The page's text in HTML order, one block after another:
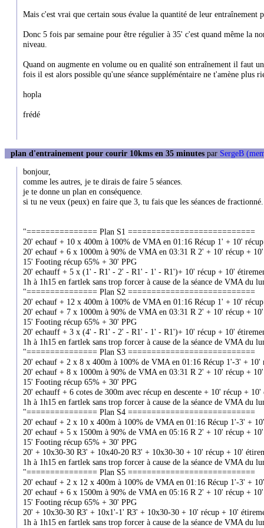
Mais c'est vrai que certain sous évalue la quantité de leur
Donc 5 fois par semaine pour être régulier à 35' c'est quand même la
niveau.
Quand on augmente en volume ou en qualité son entraînement il faut
fois il est alors possible qu'une séance suppléméntaire ne t'amène plus
hopla
frédé
plan d'entrainement pour courir 10kms en 35 minutes par SergeB
bonjour,
comme les autres, je te dirais de faire 5 séances.
je te donne un plan en conséquence.
si tu ne veux (peux) en faire que 3, tu fais que les séances de fractionné.
"=============== Plan S1 ===========================
20' echauf + 10 x 400m à 100% de VMA en 01:16 Récup 1' + 10'
20' echauf + 6 x 1000m à 90% de VMA en 03:31 R 2' + 10' récup +
15' Footing récup 65% + 30' PPG
20' echauff + 5 x (1' - R1' - 2' - R1' - 1' - R1')+ 10' récup + 10'
1h à 1h15 en fartlek sans trop forcer à cause de la séance de VMA du
"=============== Plan S2 ===========================
20' echauf + 12 x 400m à 100% de VMA en 01:16 Récup 1' + 10'
20' echauf + 7 x 1000m à 90% de VMA en 03:31 R 2' + 10' récup +
15' Footing récup 65% + 30' PPG
20' echauff + 3 x (4' - R1' - 2' - R1' - 1' - R1')+ 10' récup + 10'
1h à 1h15 en fartlek sans trop forcer à cause de la séance de VMA du
"=============== Plan S3 ===========================
20' echauf + 2 x 8 x 400m à 100% de VMA en 01:16 Récup 1'-3' + 10'
20' echauf + 8 x 1000m à 90% de VMA en 03:31 R 2' + 10' récup +
15' Footing récup 65% + 30' PPG
20' echauff + 6 cotes de 300m avec récup en descente + 10' récup + 10'
1h à 1h15 en fartlek sans trop forcer à cause de la séance de VMA du
"=============== Plan S4 ===========================
20' echauf + 2 x 10 x 400m à 100% de VMA en 01:16 Récup 1'-3' +
20' echauf + 5 x 1500m à 90% de VMA en 05:16 R 2' + 10' récup +
15' Footing récup 65% + 30' PPG
20' + 10x30-30 R3' + 10x40-20 R3' + 10x30-30 + 10' récup + 10'
1h à 1h15 en fartlek sans trop forcer à cause de la séance de VMA du
"=============== Plan S5 ===========================
20' echauf + 2 x 12 x 400m à 100% de VMA en 01:16 Récup 1'-3' +
20' echauf + 6 x 1500m à 90% de VMA en 05:16 R 2' + 10' récup +
15' Footing récup 65% + 30' PPG
20' + 10x30-30 R3' + 10x1'-1' R3' + 10x30-30 + 10' récup + 10'
1h à 1h15 en fartlek sans trop forcer à cause de la séance de VMA du